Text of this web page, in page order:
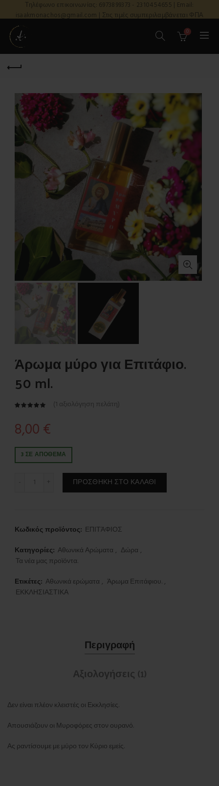
Τηλέφωνο επικοινωνίας: 6973899373 - 2310454655 | Email:
isaakmonachos@gmail.com | Στις τιμές συμπεριλαμβάνεται ΦΠΑ
0
Άρωμα μύρο για Επιτάφιο.
50 ml.
(1 αξιολόγηση πελάτη)
8,00 €
3 ΣΕ ΑΠΌΘΕΜΑ
Άρωμα μύρο για Επιτάφιο. 50 ml. ποσότητα
ΠΡΟΣΘΉΚΗ ΣΤΟ ΚΑΛΆΘΙ
Κωδικός προϊόντος: ΕΠΙΤΆΦΙΟΣ
Κατηγορίες: Αθωνικά Αρώματα , Δώρα ,
Τα νέα μας προϊόντα.
Ετικέτες: Αθωνικά ερώματα , Άρωμα Επιτάφιου.,
ΕΚΚΛΗΣΙΑΣΤΙΚΑ
Περιγραφή
Αξιολογήσεις (1)
Δεν είναι πλέον κλειστές οι Εκκλησίες.
Απουσιάζουν οι Μυροφόρες στον ουρανό.
Ας ραντίσουμε με μύρο τον Κύριο εμείς.